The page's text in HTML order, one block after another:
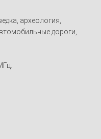
археология,
дороги,